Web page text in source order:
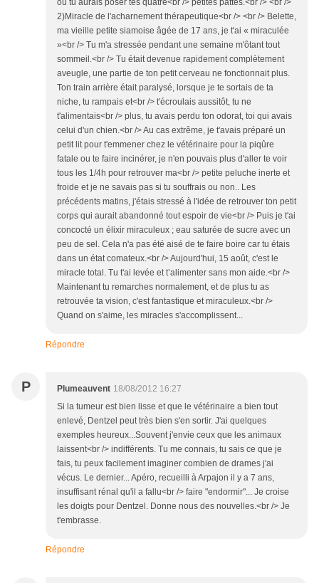
où tu aurais poser tes quatre<br /> petites pattes.<br /> <br />
2)Miracle de l'acharnement thérapeutique<br /> <br /> Belette,
ma vieille petite siamoise âgée de 17 ans, je t'ai « miraculée
»<br /> Tu m'a stressée pendant une semaine m'ôtant tout
sommeil.<br /> Tu était devenue rapidement complètement
aveugle, une partie de ton petit cerveau ne fonctionnait plus.
Ton train arrière était paralysé, lorsque je te sortais de ta
niche, tu rampais et<br /> t'écroulais aussitôt, tu ne
t'alimentais<br /> plus, tu avais perdu ton odorat, toi qui avais
celui d'un chien.<br /> Au cas extrême, je t'avais préparé un
petit lit pour t'emmener chez le vétérinaire pour la piqûre
fatale ou te faire incinérer, je n'en pouvais plus d'aller te voir
tous les 1/4h pour retrouver ma<br /> petite peluche inerte et
froide et je ne savais pas si tu souffrais ou non.. Les
précédents matins, j'étais stressé à l'idée de retrouver ton petit
corps qui aurait abandonné tout espoir de vie<br /> Puis je t'ai
concocté un élixir miraculeux ; eau saturée de sucre avec un
peu de sel. Cela n'a pas été aisé de te faire boire car tu étais
dans un état comateux.<br /> Aujourd'hui, 15 août, c'est le
miracle total. Tu t'ai levée et t’alimenter sans mon aide.<br />
Maintenant tu remarches normalement, et de plus tu as
retrouvée ta vision, c'est fantastique et miraculeux.<br />
Quand on s'aime, les miracles s'accomplissent...
Répondre
P Plumeauvent 18/08/2012 16:27
Si la tumeur est bien lisse et que le vétérinaire a bien tout
enlevé, Dentzel peut très bien s'en sortir. J'ai quelques
exemples heureux...Souvent j'envie ceux que les animaux
laissent<br /> indifférents. Tu me connais, tu sais ce que je
fais, tu peux facilement imaginer combien de drames j'ai
vécus. Le dernier... Apéro, recueilli à Arpajon il y a 7 ans,
insuffisant rénal qu'il a fallu<br /> faire "endormir"... Je croise
les doigts pour Dentzel. Donne nous des nouvelles.<br /> Je
t'embrasse.
Répondre